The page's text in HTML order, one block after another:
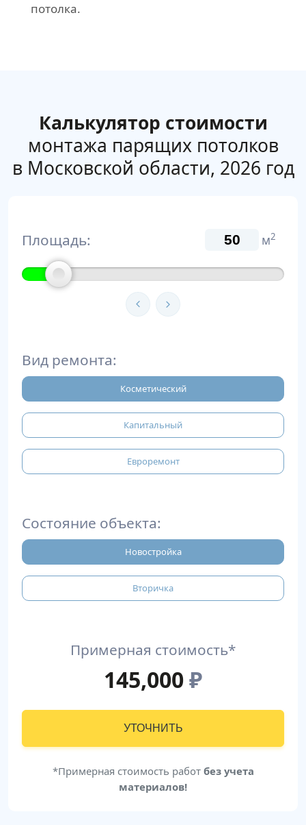
потолка.
Калькулятор стоимости
монтажа парящих потолков
в Московской области, 2026 год
Площадь: м2
Вид ремонта:
Косметический
Капитальный
Евроремонт
Состояние объекта:
Новостройка
Вторичка
Примерная стоимость*
145,000₽
УТОЧНИТЬ
*Примерная стоимость работ без учета
материалов!